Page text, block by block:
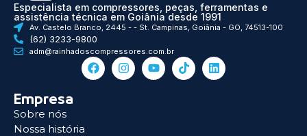
Especialista em compressores, peças, ferramentas e
assistência técnica em Goiânia desde 1991
Av. Castelo Branco, 2445 - - St. Campinas, Goiânia - GO, 74513-100
(62) 3233-9800
adm@rainhadoscompressores.com.br
Empresa
Sobre nós
Nossa história